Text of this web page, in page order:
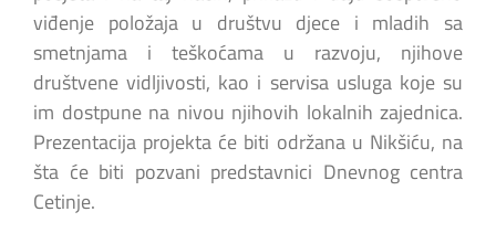
viđenje položaja u društvu djece i mladih sa
smetnjama i teškoćama u razvoju, njihove
društvene vidljivosti, kao i servisa usluga koje su
im dostpune na nivou njihovih lokalnih zajednica.
Prezentacija projekta će biti održana u Nikšiću, na
šta će biti pozvani predstavnici Dnevnog centra
Cetinje.